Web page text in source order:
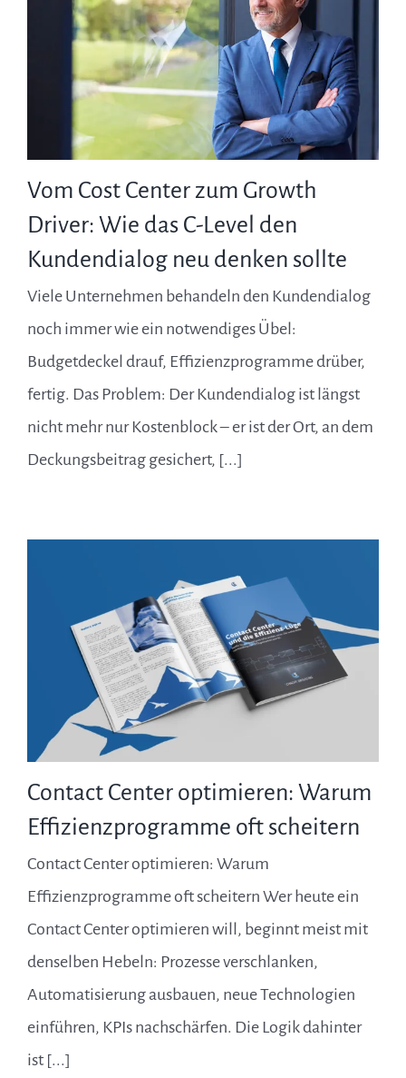
Vom Cost Center zum Growth
Driver: Wie das C-Level den
Kundendialog neu denken sollte
Viele Unternehmen behandeln den Kundendialog
noch immer wie ein notwendiges Übel:
Budgetdeckel drauf, Effizienzprogramme drüber,
fertig. Das Problem: Der Kundendialog ist längst
nicht mehr nur Kostenblock – er ist der Ort, an dem
Deckungsbeitrag gesichert, [...]
Contact Center optimieren: Warum
Effizienzprogramme oft scheitern
Contact Center optimieren: Warum
Effizienzprogramme oft scheitern Wer heute ein
Contact Center optimieren will, beginnt meist mit
denselben Hebeln: Prozesse verschlanken,
Automatisierung ausbauen, neue Technologien
einführen, KPIs nachschärfen. Die Logik dahinter
ist [...]